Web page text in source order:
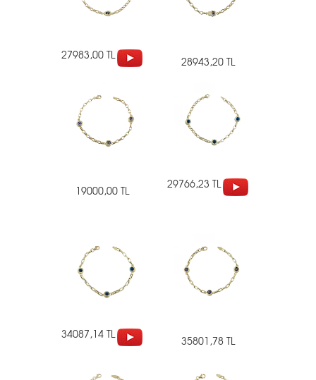
27983,00 TL 28943,20 TL
19000,00 TL 29766,23 TL
34087,14 TL 35801,78 TL